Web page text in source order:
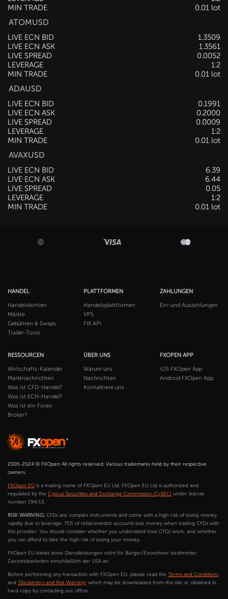
MIN TRADE
0.01 lot
ATOMUSD
LIVE ECN BID
1.3509
LIVE ECN ASK
1.3561
LIVE SPREAD
0.0052
LEVERAGE
1:2
MIN TRADE
0.01 lot
ADAUSD
LIVE ECN BID
0.1993
LIVE ECN ASK
0.2002
LIVE SPREAD
0.0009
LEVERAGE
1:2
MIN TRADE
0.01 lot
AVAXUSD
LIVE ECN BID
6.39
LIVE ECN ASK
6.44
LIVE SPREAD
0.05
LEVERAGE
1:2
MIN TRADE
0.01 lot
HANDEL
Handelskonten
Märkte
Gebühren & Swaps
Trader-Tools
PLATTFORMEN
Handelsplattformen
VPS
FIX API
ZAHLUNGEN
Ein-und Auszahlungen
RESSOURCEN
Wirtschafts-Kalender
Marktnachrichten
Was ist CFD-Handel?
Was ist ECN-Handel?
Was ist ein Forex-
Broker?
ÜBER UNS
Warum uns
Nachrichten
Kontaktiere uns
FXOPEN APP
iOS FXOpen App
Android FXOpen App
2005-2024 © FXOpen All rights reserved. Various trademarks held by their respective
owners.
FXOpen EU is a trading name of FXOpen EU Ltd. FXOpen EU Ltd is authorized and
regulated by the Cyprus Securities and Exchange Commission (CySEC) under license
number 194/13.
RISK WARNING: CFDs are complex instruments and come with a high risk of losing money
rapidly due to leverage. 75% of retail investor accounts lose money when trading CFDs with
this provider. You should consider whether you understand how CFDs work, and whether
you can afford to take the high risk of losing your money.
FXOpen EU bietet seine Dienstleistungen nicht für Bürger/Einwohner bestimmter
Gerichtsbarkeiten einschließlich der USA an.
Before performing any transaction with FXOpen EU, please read the Terms and Conditions
and 'Disclaimers and Risk Warning' which may be downloaded from this site or obtained in
hard copy by contacting our office.